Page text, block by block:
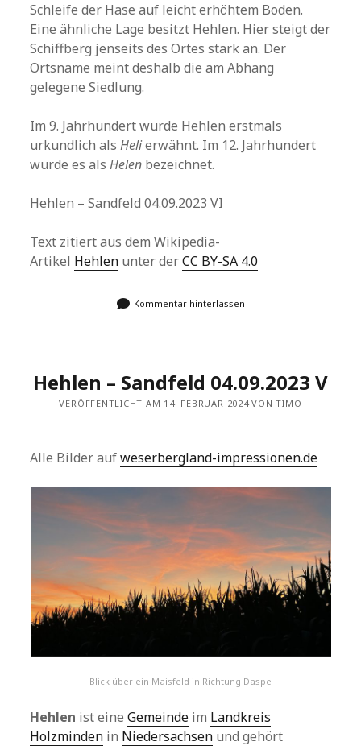
Schleife der Hase auf leicht erhöhtem Boden.
Eine ähnliche Lage besitzt Hehlen. Hier steigt der
Schiffberg jenseits des Ortes stark an. Der
Ortsname meint deshalb die am Abhang
gelegene Siedlung.
Im 9. Jahrhundert wurde Hehlen erstmals
urkundlich alsHelierwähnt. Im 12. Jahrhundert
wurde es alsHelen bezeichnet.
Hehlen – Sandfeld 04.09.2023 VI
Text zitiert aus dem Wikipedia-
Artikel Hehlen unter derCC BY-SA 4.0
Kommentar hinterlassen
Hehlen – Sandfeld 04.09.2023 V
VERÖFFENTLICHT AM 14. FEBRUAR 2024 VON TIMO
Alle Bilder aufweserbergland-impressionen.de
Blick über ein Maisfeld in Richtung Daspe
Hehlen ist eineGemeinde im Landkreis
Holzminden in Niedersachsen und gehört